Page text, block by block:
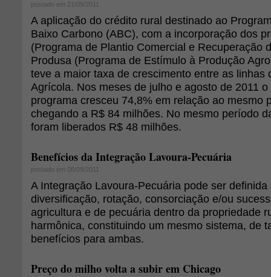
postado em 21/09/2011
A aplicação do crédito rural destinado ao
Baixo Carbono (ABC), com a incorporação dos
(Programa de Plantio Comercial e Recuperação
Produsa (Programa de Estímulo à Produção
teve a maior taxa de crescimento entre as linhas
Agrícola. Nos meses de julho e agosto de 2011
programa cresceu 74,8% em relação ao mesmo
chegando a R$ 84 milhões. No mesmo período
foram liberados R$ 48 milhões.
Benefícios da Integração Lavoura-Pecuária
postado em 08/09/2011
A Integração Lavoura-Pecuária pode ser definida
diversificação, rotação, consorciação e/ou
agricultura e de pecuária dentro da propriedade
harmônica, constituindo um mesmo sistema, de
benefícios para ambas.
Preço do milho volta a subir em Chicago